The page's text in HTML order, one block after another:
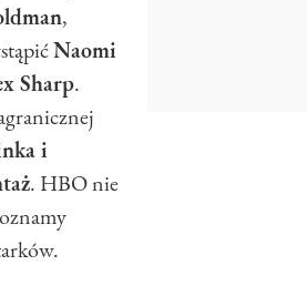
,
Naomi
Sharp.
i
. HBO nie